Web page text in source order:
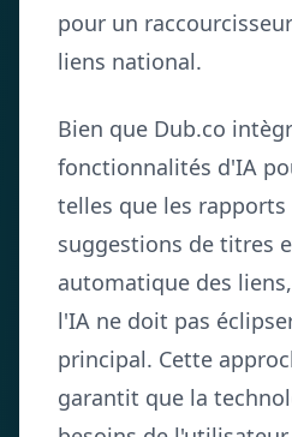
pour un
liens national.
Bien que Dub.co
fonctionnalités d'IA
telles que les
suggestions de titres
automatique des
l'IA ne doit pas
principal. Cette
garantit que la